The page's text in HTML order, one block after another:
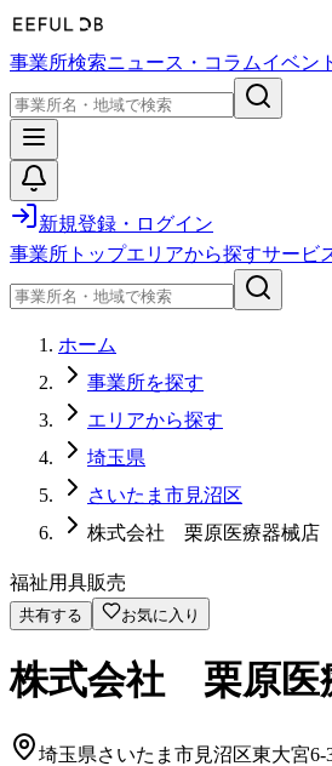
事業所検索ニュース・コラムイベン
新規登録・ログイン
事業所トップエリアから探すサービ
ホーム
事業所を探す
エリアから探す
埼玉県
さいたま市見沼区
株式会社 栗原医療器械店
福祉用具販売
共有する お気に入り
株式会社 栗原
埼玉県さいたま市見沼区東大宮6-